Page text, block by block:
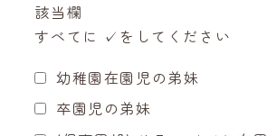
該当欄
すべてに ✓をしてください
幼稚園在園児の弟妹
卒園児の弟妹